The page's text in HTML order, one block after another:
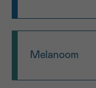
Melanoom